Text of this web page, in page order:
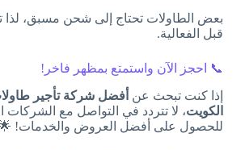
بعض الطاولات تحتاج إلى شحن مسبق، لذا
قبل الفعالية.
📞 احجز الآن واستمتع بمظهر فاخر!
إذا كنت تبحث عن أفضل شركة تأجير
الكويت، لا تتردد في التواصل مع
للحصول على أفضل العروض والخدمات!